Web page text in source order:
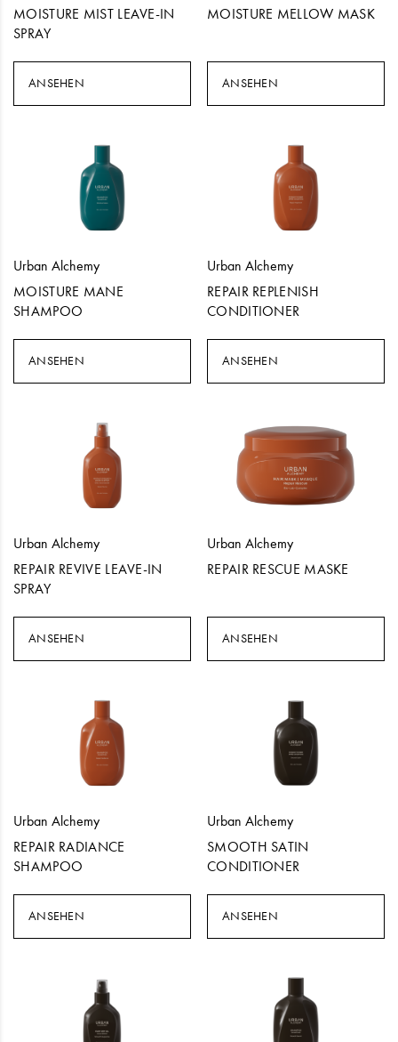
MOISTURE MIST LEAVE-IN
SPRAY
ANSEHEN
MOISTURE MELLOW MASK
ANSEHEN
Urban Alchemy
MOISTURE MANE
SHAMPOO
ANSEHEN
Urban Alchemy
REPAIR REPLENISH
CONDITIONER
ANSEHEN
Urban Alchemy
REPAIR REVIVE LEAVE-IN
SPRAY
ANSEHEN
Urban Alchemy
REPAIR RESCUE MASKE
ANSEHEN
Urban Alchemy
REPAIR RADIANCE
SHAMPOO
ANSEHEN
Urban Alchemy
SMOOTH SATIN
CONDITIONER
ANSEHEN